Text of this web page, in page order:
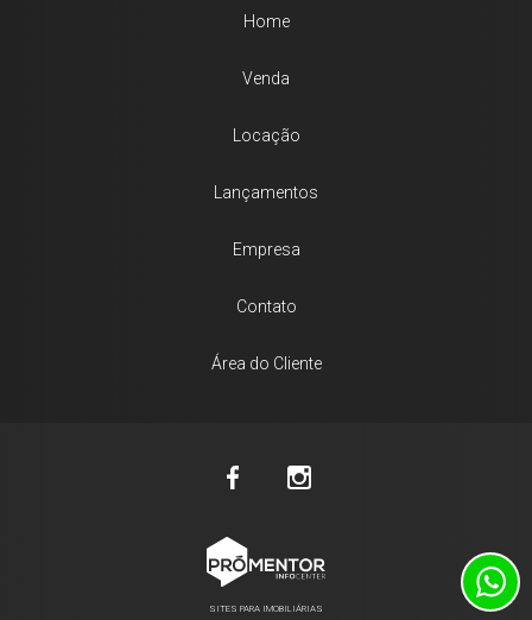
Home
Venda
Locação
Lançamentos
Empresa
Contato
Área do Cliente
SITES PARA IMOBILIÁRIAS